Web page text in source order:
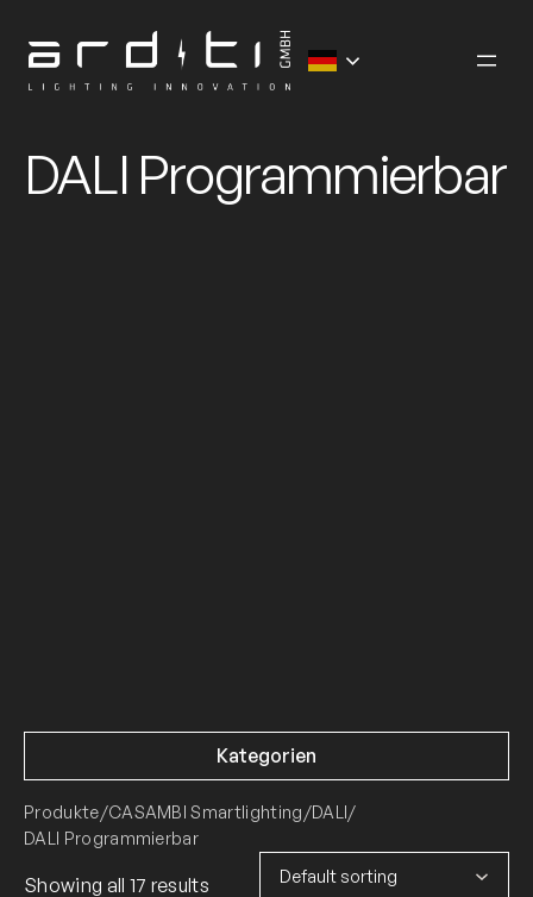
Inhalt
springen
DALI Programmierbar
Kategorien
Produkte/CASAMBI Smartlighting/DALI/
DALI Programmierbar
Showing all 17 results